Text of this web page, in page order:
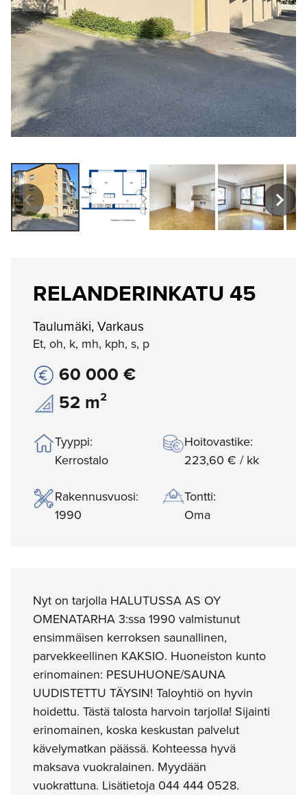
RELANDERINKATU 45
Taulumäki, Varkaus
Et, oh, k, mh, kph, s, p
60 000 €
52 m²
Tyyppi:
Kerrostalo
Hoitovastike:
223,60 € / kk
Rakennusvuosi:
1990
Tontti:
Oma
Nyt on tarjolla HALUTUSSA AS OY
OMENATARHA 3:ssa 1990 valmistunut
ensimmäisen kerroksen saunallinen,
parvekkeellinen KAKSIO. Huoneiston kunto
erinomainen: PESUHUONE/SAUNA
UUDISTETTU TÄYSIN! Taloyhtiö on hyvin
hoidettu. Tästä talosta harvoin tarjolla! Sijainti
erinomainen, koska keskustan palvelut
kävelymatkan päässä. Kohteessa hyvä
maksava vuokralainen. Myydään
vuokrattuna. Lisätietoja 044 444 0528.